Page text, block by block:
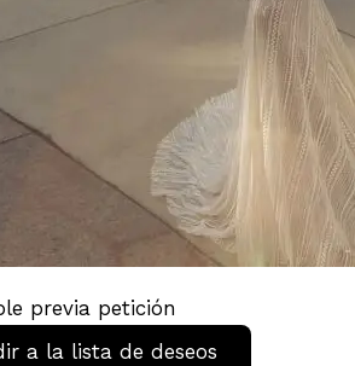
previa petición
a la lista de deseos